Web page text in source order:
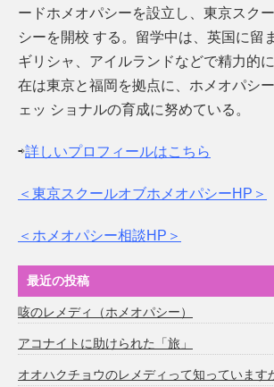
ードホメオパシーを設立し、東京スク
シーを開校 する。留学中は、英国に留
ギリシャ、アイルランドなどで精力的
在は東京と福岡を拠点に、ホメオパシ
ェッ ショナルの育成に努めている。
⇨詳しいプロフィールはこちら
＜東京スクールオブホメオパシーHP＞
＜ホメオパシー相談HP＞
最近の投稿
咳のレメディ（ホメオパシー）
アコナイトに助けられた「旅」
オオハクチョウのレメディって知っています